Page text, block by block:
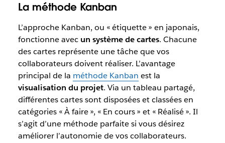
La méthode Kanban
L’approche Kanban, ou « étiquette » en japonais,
fonctionne avec un système de cartes. Chacune
des cartes représente une tâche que vos
collaborateurs doivent réaliser. L’avantage
principal de la méthode Kanban est la
visualisation du projet. Via un tableau partagé,
différentes cartes sont disposées et classées en
catégories « À faire », « En cours » et « Réalisé ». Il
s’agit d’une méthode parfaite si vous désirez
améliorer l’autonomie de vos collaborateurs.